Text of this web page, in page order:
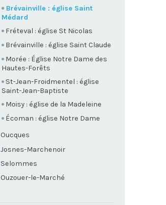
Brévainville : église Saint
Médard
Fréteval : église St Nicolas
Brévainville : église Saint Claude
Morée : Église Notre Dame des
Hautes-Forêts
St-Jean-Froidmentel : église
Saint-Jean-Baptiste
Moisy : église de la Madeleine
Écoman : église Notre Dame
Oucques
Josnes-Marchenoir
Selommes
Ouzouer-le-Marché